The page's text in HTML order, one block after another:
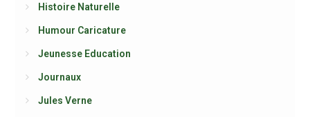
Histoire Naturelle
Humour Caricature
Jeunesse Education
Journaux
Jules Verne